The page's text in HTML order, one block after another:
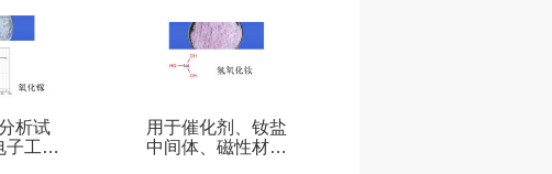
析试
子工业
用于催化剂、钕盐
中间体、磁性材料